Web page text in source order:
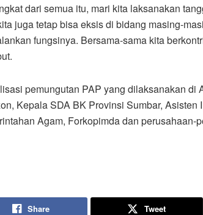
dari semua itu, mari kita laksanakan
juga tetap bisa eksis di bidang masing-
fungsinya. Bersama-sama kita
pemungutan PAP yang dilaksanakan di
Kepala SDA BK Provinsi Sumbar,
Agam, Forkopimda dan perusahaan-
Share Tweet